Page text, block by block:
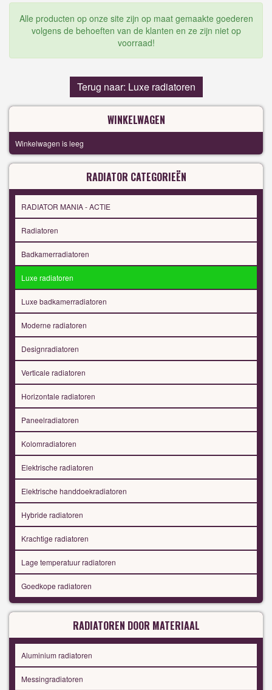
Alle producten op onze site zijn op maat gemaakte goederen
volgens de behoeften van de klanten en ze zijn niet op
voorraad!
Terug naar: Luxe radiatoren
WINKELWAGEN
Winkelwagen is leeg
RADIATOR CATEGORIEËN
RADIATOR MANIA - ACTIE
Radiatoren
Badkamerradiatoren
Luxe radiatoren
Luxe badkamerradiatoren
Moderne radiatoren
Designradiatoren
Verticale radiatoren
Horizontale radiatoren
Paneelradiatoren
Kolomradiatoren
Elektrische radiatoren
Elektrische handdoekradiatoren
Hybride radiatoren
Krachtige radiatoren
Lage temperatuur radiatoren
Goedkope radiatoren
RADIATOREN DOOR MATERIAAL
Aluminium radiatoren
Messingradiatoren